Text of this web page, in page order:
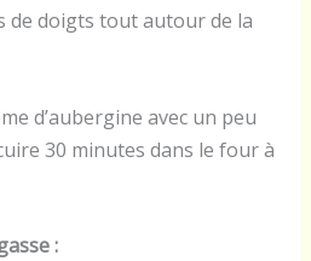
de doigts tout autour de la
d’aubergine avec un peu
30 minutes dans le four à
: